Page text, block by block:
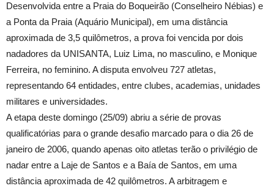
Desenvolvida entre a Praia do Boqueirão (Conselheiro Nébias) e
a Ponta da Praia (Aquário Municipal), em uma distância
aproximada de 3,5 quilômetros, a prova foi vencida por dois
nadadores da UNISANTA, Luiz Lima, no masculino, e Monique
Ferreira, no feminino. A disputa envolveu 727 atletas,
representando 64 entidades, entre clubes, academias, unidades
militares e universidades.
A etapa deste domingo (25/09) abriu a série de provas
qualificatórias para o grande desafio marcado para o dia 26 de
janeiro de 2006, quando apenas oito atletas terão o privilégio de
nadar entre a Laje de Santos e a Baía de Santos, em uma
distância aproximada de 42 quilômetros. A arbitragem e